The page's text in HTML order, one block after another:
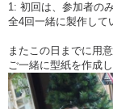
1: 初回は、参加者の
全4回一緒に製作して
またこの日までに用
ご一緒に型紙を作成